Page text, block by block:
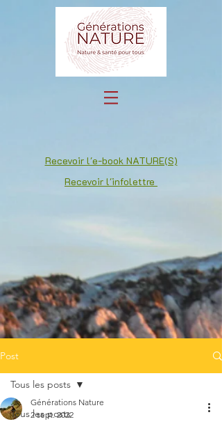
Recevoir l'e-book NATURE(S)
Recevoir l'infolettre
Post
Tous les posts
Tous les posts
Générations Nature
2 sept. 2022